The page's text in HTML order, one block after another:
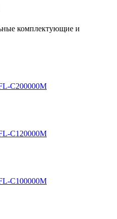
комплектующие и
C200000M
C120000M
C100000M